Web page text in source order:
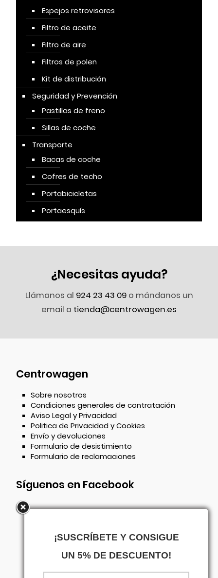
Espejos retrovisores
Filtro de aceite
Filtro de aire
Filtros de polen
Kit de distribución
Seguridad y Prevención
Pastillas de freno
Sillas de coche
Transporte
Bacas de coche
Cofres de techo
Portabicicletas
Portaesquís
¿Necesitas ayuda?
Llámanos al 924 23 43 09o mándanos un
email a tienda@centrowagen.es
Centrowagen
Sobre nosotros
Condiciones generales de contratación
Aviso Legal y Privacidad
Politica de Privacidad y Cookies
Envío y devoluciones
Formulario de desistimiento
Formulario de reclamaciones
Síguenos en Facebook
¡SUSCRÍBETE Y CONSIGUE
UN 5% DE DESCUENTO!